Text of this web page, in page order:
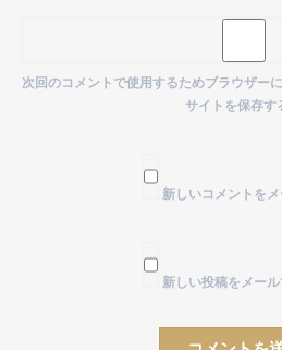
次回のコメントで使用するためブラウザー
サイトを保存す
新しいコメントを
新しい投稿をメー